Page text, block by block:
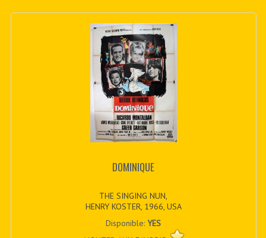
DOMINIQUE
THE SINGING NUN,
HENRY KOSTER, 1966, USA
Disponible:YES